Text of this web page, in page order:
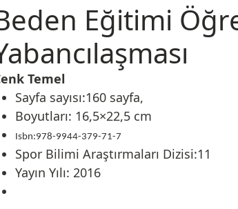
Eğitimi
Temel
Sayfa sayısı:160 sayfa,
Boyutları: 16,5×22,5 cm
Isbn:978-9944-379-71-7
Spor Bilimi Araştırmaları Dizisi:11
Yayın Yılı: 2016